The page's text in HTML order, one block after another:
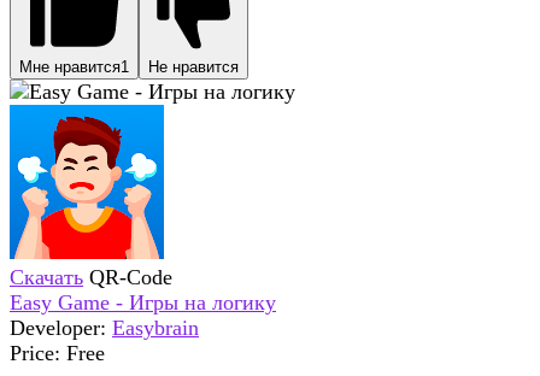
Мне нравится1 Не нравится
Скачать QR-Code
Easy Game - Игры на логику
Developer: Easybrain
Price: Free